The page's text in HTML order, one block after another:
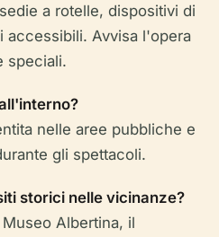
a rotelle, dispositivi di
accessibili. Avvisa l'opera
speciali.
nelle aree pubbliche e
gli spettacoli.
storici nelle vicinanze?
Albertina, il